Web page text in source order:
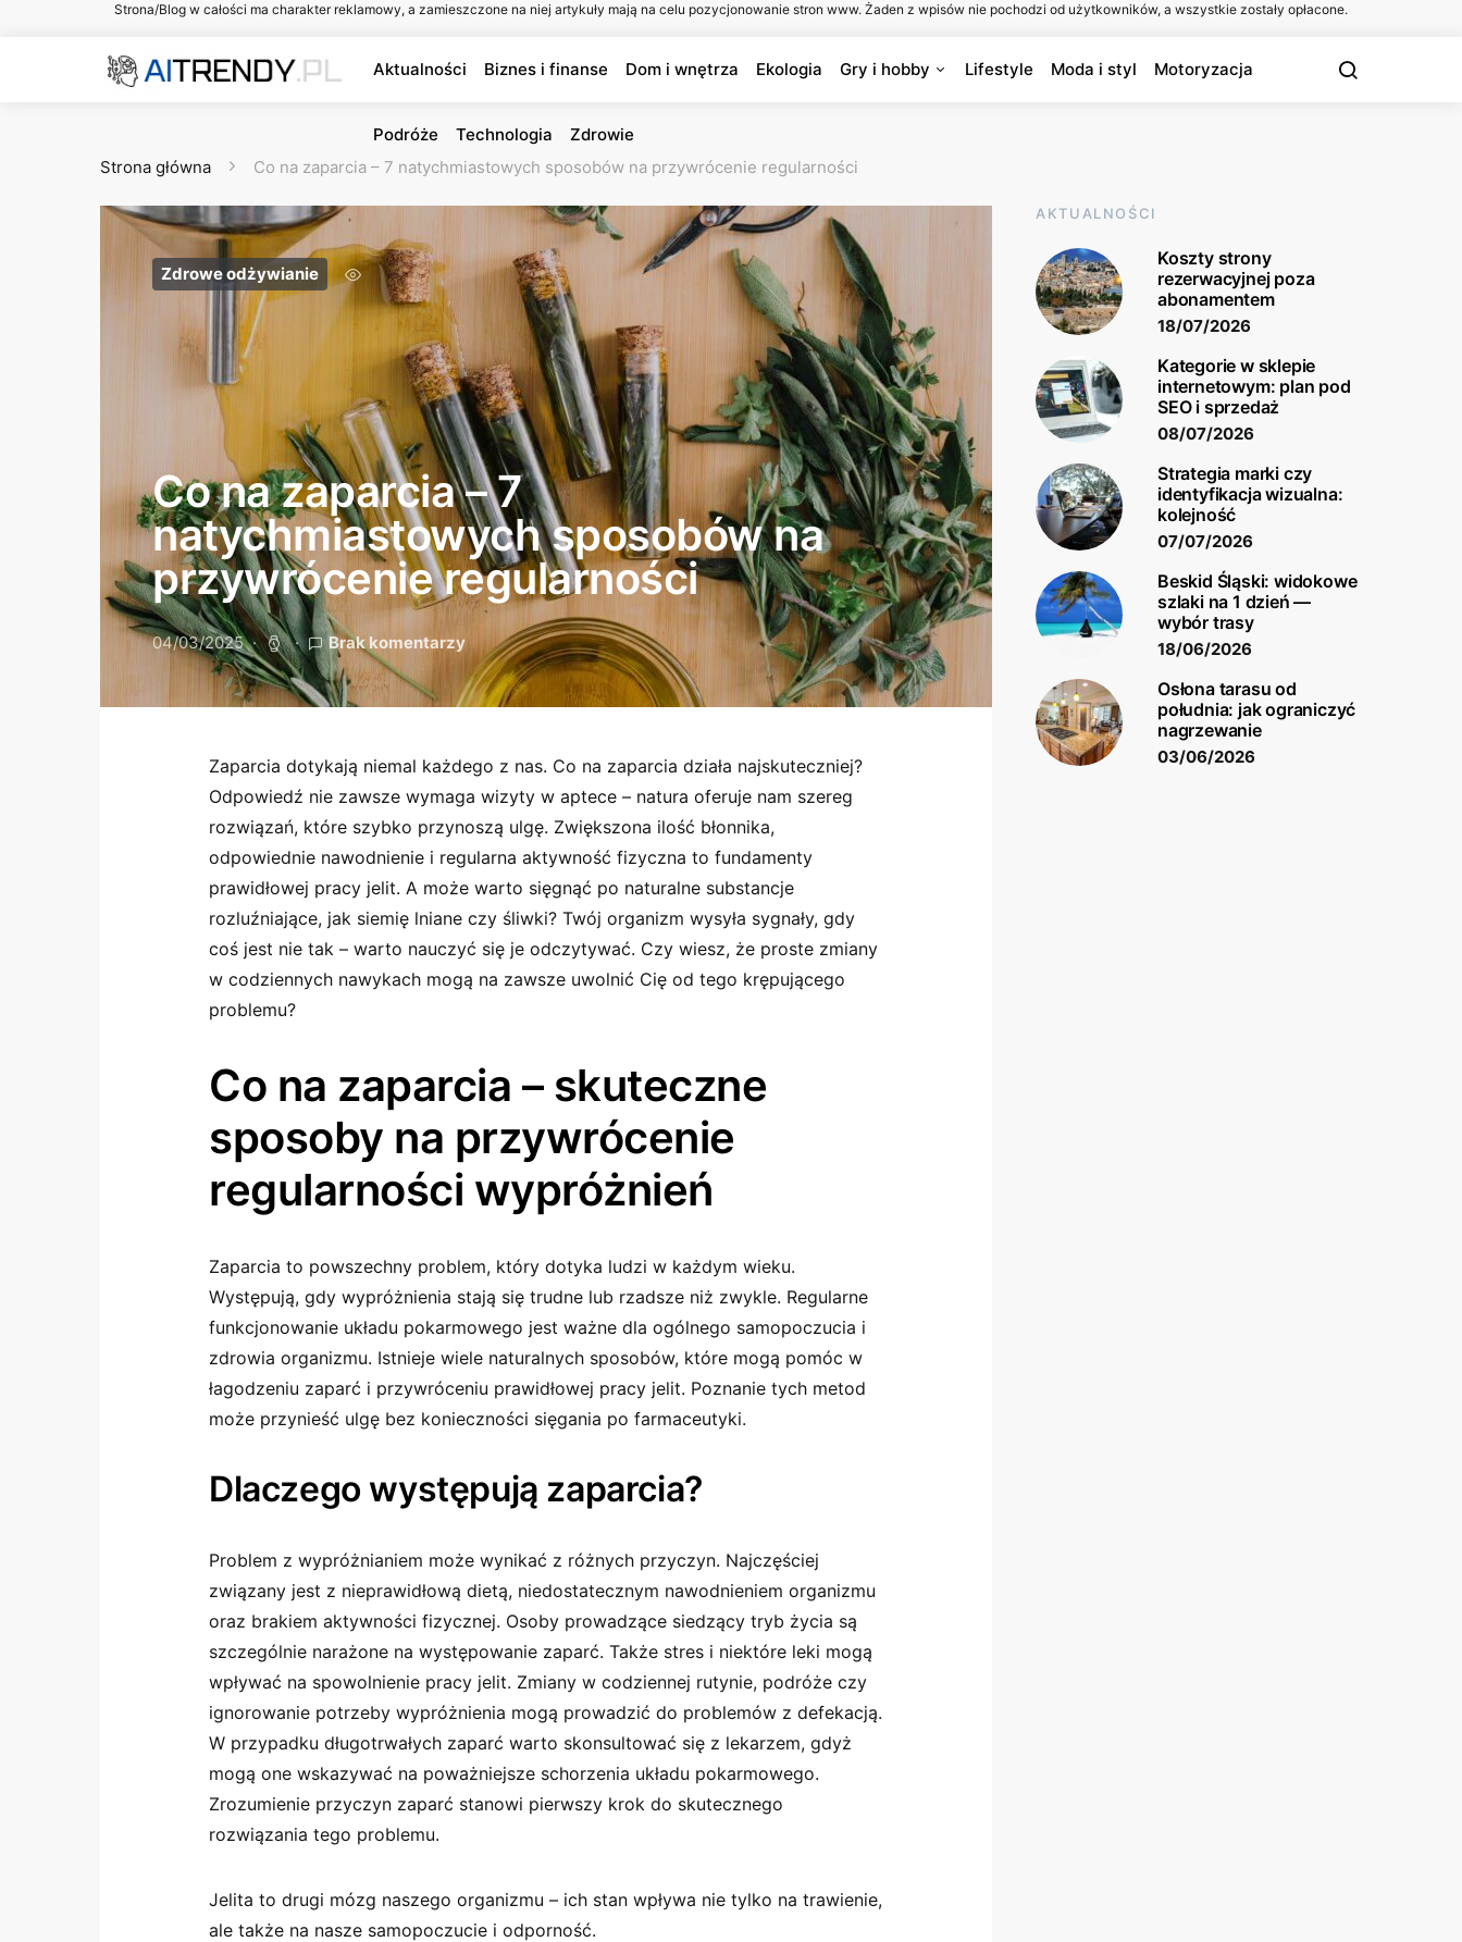
Strona/Blog w całości ma charakter reklamowy, a zamieszczone na niej artykuły mają na celu pozycjonowanie stron www. Żaden z wpisów nie pochodzi od użytkowników, a wszystkie zostały opłacone.
Aktualności Biznes i finanse Dom i wnętrza Ekologia Gry i hobby Lifestyle Moda i styl Motoryzacja
Podróże Technologia
Zdrowie
Strona główna
Co na zaparcia – 7 natychmiastowych sposobów na przywrócenie regularności
Zdrowe odżywianie
Co na zaparcia – 7
natychmiastowych sposobów na
przywrócenie regularności
04/03/2025 Brak komentarzy
Zaparcia dotykają niemal każdego z nas. Co na zaparcia działa najskuteczniej?
Odpowiedź nie zawsze wymaga wizyty w aptece – natura oferuje nam szereg
rozwiązań, które szybko przynoszą ulgę. Zwiększona ilość błonnika,
odpowiednie nawodnienie i regularna aktywność fizyczna to fundamenty
prawidłowej pracy jelit. A może warto sięgnąć po naturalne substancje
rozluźniające, jak siemię lniane czy śliwki? Twój organizm wysyła sygnały, gdy
coś jest nie tak – warto nauczyć się je odczytywać. Czy wiesz, że proste zmiany
w codziennych nawykach mogą na zawsze uwolnić Cię od tego krępującego
problemu?
Co na zaparcia – skuteczne
sposoby na przywrócenie
regularności wypróżnień
Zaparcia to powszechny problem, który dotyka ludzi w każdym wieku.
Występują, gdy wypróżnienia stają się trudne lub rzadsze niż zwykle. Regularne
funkcjonowanie układu pokarmowego jest ważne dla ogólnego samopoczucia i
zdrowia organizmu. Istnieje wiele naturalnych sposobów, które mogą pomóc w
łagodzeniu zaparć i przywróceniu prawidłowej pracy jelit. Poznanie tych metod
może przynieść ulgę bez konieczności sięgania po farmaceutyki.
Dlaczego występują zaparcia?
Problem z wypróżnianiem może wynikać z różnych przyczyn. Najczęściej
związany jest z nieprawidłową dietą, niedostatecznym nawodnieniem organizmu
oraz brakiem aktywności fizycznej. Osoby prowadzące siedzący tryb życia są
szczególnie narażone na występowanie zaparć. Także stres i niektóre leki mogą
wpływać na spowolnienie pracy jelit. Zmiany w codziennej rutynie, podróże czy
ignorowanie potrzeby wypróżnienia mogą prowadzić do problemów z defekacją.
W przypadku długotrwałych zaparć warto skonsultować się z lekarzem, gdyż
mogą one wskazywać na poważniejsze schorzenia układu pokarmowego.
Zrozumienie przyczyn zaparć stanowi pierwszy krok do skutecznego
rozwiązania tego problemu.
Jelita to drugi mózg naszego organizmu – ich stan wpływa nie tylko na trawienie,
ale także na nasze samopoczucie i odporność.
AKTUALNOŚCI
Koszty strony
rezerwacyjnej poza
abonamentem
18/07/2026
Kategorie w sklepie
internetowym: plan pod
SEO i sprzedaż
08/07/2026
Strategia marki czy
identyfikacja wizualna:
kolejność
07/07/2026
Beskid Śląski: widokowe
szlaki na 1 dzień —
wybór trasy
18/06/2026
Osłona tarasu od
południa: jak ograniczyć
nagrzewanie
03/06/2026